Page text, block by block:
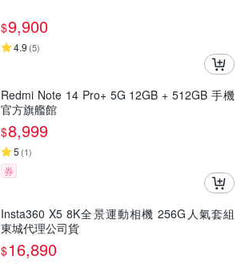
$9,900
4.9 (5)
Redmi Note 14 Pro+ 5G 12GB + 512GB 手機
官方旗艦館
$8,999
5 (1)
券
Insta360 X5 8K全景運動相機 256G人氣套組
東城代理公司貨
$16,890